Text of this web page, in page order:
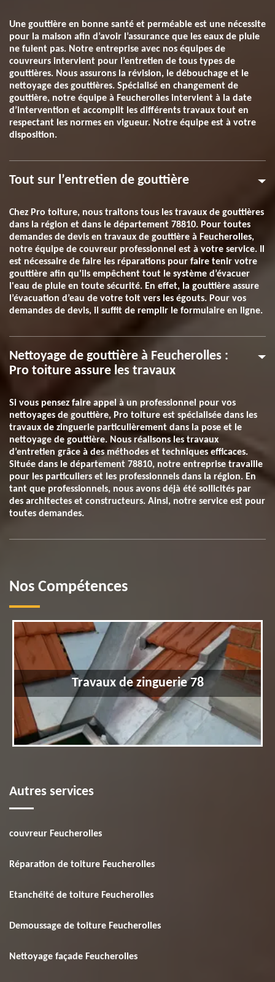
Une gouttière en bonne santé et perméable est une nécessite
pour la maison afin d’avoir l’assurance que les eaux de pluie
ne fuient pas. Notre entreprise avec nos équipes de
couvreurs intervient pour l’entretien de tous types de
gouttières. Nous assurons la révision, le débouchage et le
nettoyage des gouttières. Spécialisé en changement de
gouttière, notre équipe à Feucherolles intervient à la date
d’intervention et accomplit les différents travaux tout en
respectant les normes en vigueur. Notre équipe est à votre
disposition.
Tout sur l’entretien de gouttière
Chez Pro toiture, nous traitons tous les travaux de gouttières
dans la région et dans le département 78810. Pour toutes
demandes de devis en travaux de gouttière à Feucherolles,
notre équipe de couvreur professionnel est à votre service. Il
est nécessaire de faire les réparations pour faire tenir votre
gouttière afin qu'ils empêchent tout le système d’évacuer
l'eau de pluie en toute sécurité. En effet, la gouttière assure
l’évacuation d’eau de votre toit vers les égouts. Pour vos
demandes de devis, il suffit de remplir le formulaire en ligne.
Nettoyage de gouttière à Feucherolles :
Pro toiture assure les travaux
Si vous pensez faire appel à un professionnel pour vos
nettoyages de gouttière, Pro toiture est spécialisée dans les
travaux de zinguerie particulièrement dans la pose et le
nettoyage de gouttière. Nous réalisons les travaux
d’entretien grâce à des méthodes et techniques efficaces.
Située dans le département 78810, notre entreprise travaille
pour les particuliers et les professionnels dans la région. En
tant que professionnels, nous avons déjà été sollicités par
des architectes et constructeurs. Ainsi, notre service est pour
toutes demandes.
Nos Compétences
Travaux de zinguerie 78
Autres services
couvreur Feucherolles
Réparation de toiture Feucherolles
Etanchéité de toiture Feucherolles
Demoussage de toiture Feucherolles
Nettoyage façade Feucherolles